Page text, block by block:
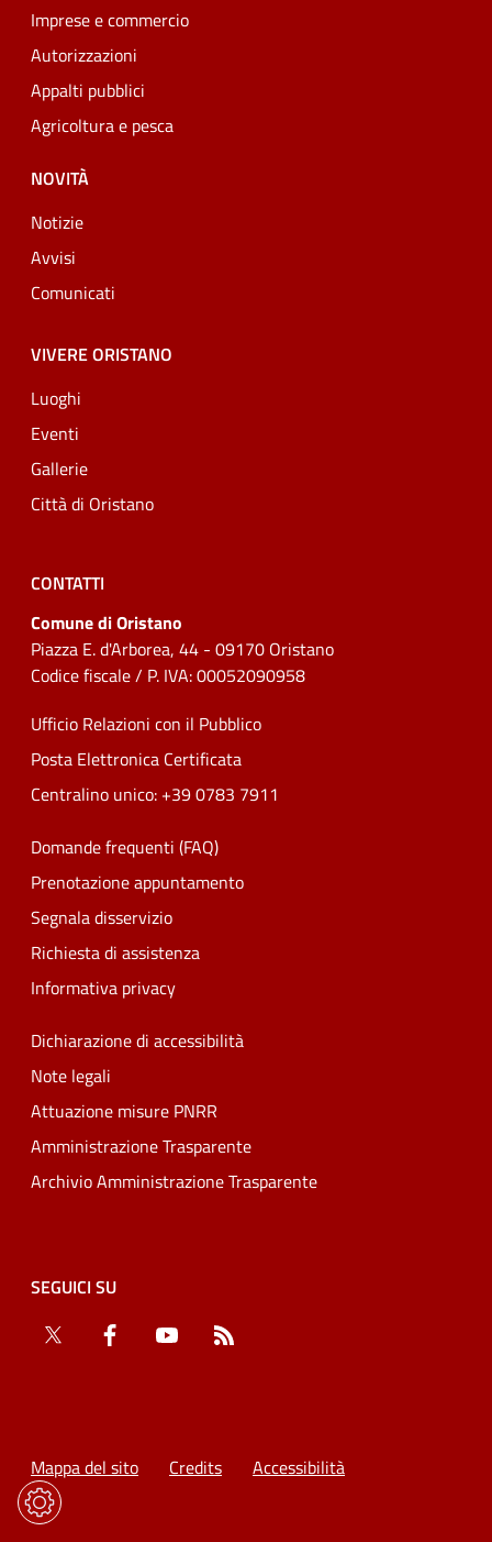
Imprese e commercio
Autorizzazioni
Appalti pubblici
Agricoltura e pesca
NOVITÀ
Notizie
Avvisi
Comunicati
VIVERE ORISTANO
Luoghi
Eventi
Gallerie
Città di Oristano
CONTATTI
Comune di Oristano
Piazza E. d'Arborea, 44 - 09170 Oristano
Codice fiscale / P. IVA: 00052090958
Ufficio Relazioni con il Pubblico
Posta Elettronica Certificata
Centralino unico: +39 0783 7911
Domande frequenti (FAQ)
Prenotazione appuntamento
Segnala disservizio
Richiesta di assistenza
Informativa privacy
Dichiarazione di accessibilità
Note legali
Attuazione misure PNRR
Amministrazione Trasparente
Archivio Amministrazione Trasparente
SEGUICI SU
Twitter
Facebook YouTube
Mappa del sito Credits Accessibilità